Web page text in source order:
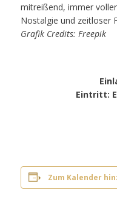
mitreißend, immer
Nostalgie und zeitloser
Grafik Credits: Freepik
Eintritt:
Zum Kalender